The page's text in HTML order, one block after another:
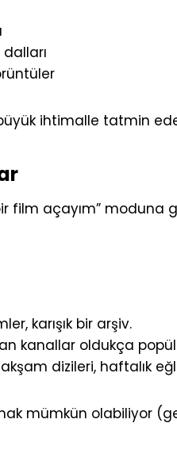
ihtimalle tatmin
film açayım” moduna
karışık bir arşiv.
kanallar oldukça
dizileri, haftalık
mümkün olabiliyor